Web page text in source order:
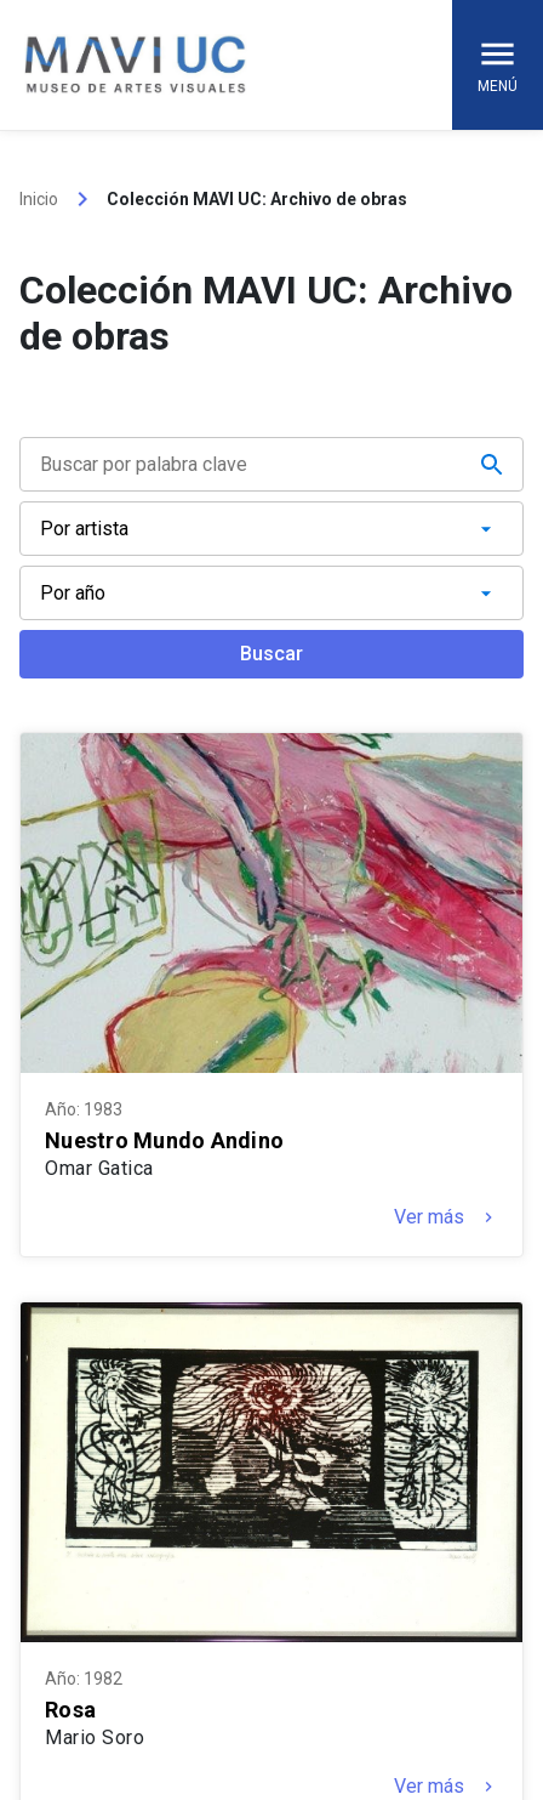
content
MENÚ
Inicio keyboard_arrow_right Colección MAVI UC: Archivo de obras
Colección MAVI UC: Archivo
de obras
Buscar
Año: 1983
Nuestro Mundo Andino
Omar Gatica
Ver más keyboard_arrow_right
Año: 1982
Rosa
Mario Soro
Ver más keyboard_arrow_right